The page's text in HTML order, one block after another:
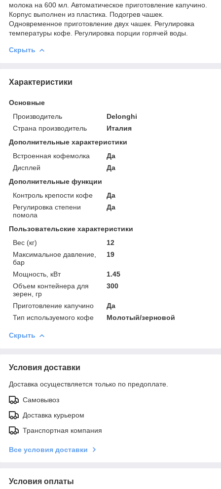
молока на 600 мл. Автоматическое приготовление капучино.
Корпус выполнен из пластика. Подогрев чашек.
Одновременное приготовление двух чашек. Регулировка
температуры кофе. Регулировка порции горячей воды.
Скрыть
Характеристики
Основные
Производитель
Delonghi
Страна производитель
Италия
Дополнительные характеристики
Встроенная кофемолка
Да
Дисплей
Да
Дополнительные функции
Контроль крепости кофе
Да
Регулировка степени
помола
Да
Пользовательские характеристики
Вес (кг)
12
Максимальное давление,
бар
19
Мощность, кВт
1.45
Объем контейнера для
зерен, гр
300
Приготовление капучино
Да
Тип используемого кофе
Молотый/зерновой
Скрыть
Условия доставки
Доставка осуществляется только по предоплате.
Самовывоз
Доставка курьером
Транспортная компания
Все условия доставки
Условия оплаты